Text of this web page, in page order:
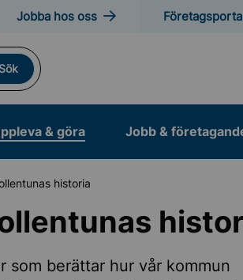
Jobba hos oss
Sök
& göra Jobb &
historia
som berättar hur vår kommun